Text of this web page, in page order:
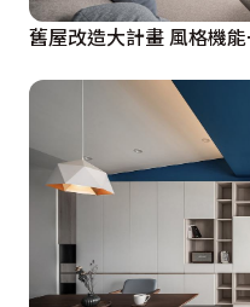
舊屋改造大計畫 風格機